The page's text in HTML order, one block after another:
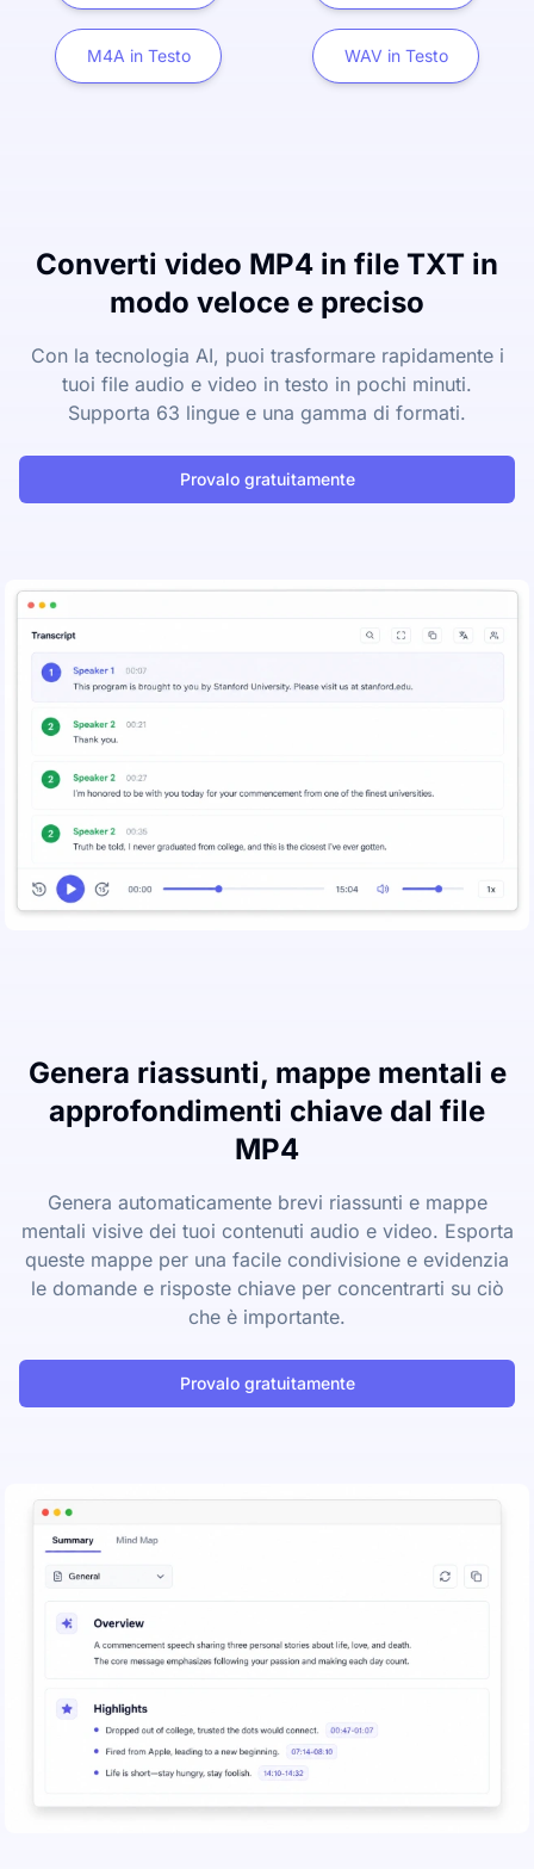
M4A in Testo WAV in Testo
Converti video MP4 in file TXT in
modo veloce e preciso
Con la tecnologia AI, puoi trasformare rapidamente i
tuoi file audio e video in testo in pochi minuti.
Supporta 63 lingue e una gamma di formati.
Provalo gratuitamente
Genera riassunti, mappe mentali e
approfondimenti chiave dal file
MP4
Genera automaticamente brevi riassunti e mappe
mentali visive dei tuoi contenuti audio e video. Esporta
queste mappe per una facile condivisione e evidenzia
le domande e risposte chiave per concentrarti su ciò
che è importante.
Provalo gratuitamente